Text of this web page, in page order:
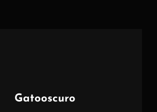
Autor:
Gatooscuro